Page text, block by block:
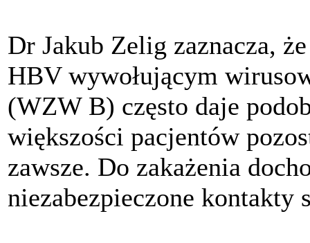
Dr Jakub Zelig zaznacza,
HBV wywołującym
(WZW B) często daje
większości pacjentów
zawsze. Do zakażenia
niezabezpieczone kontakty